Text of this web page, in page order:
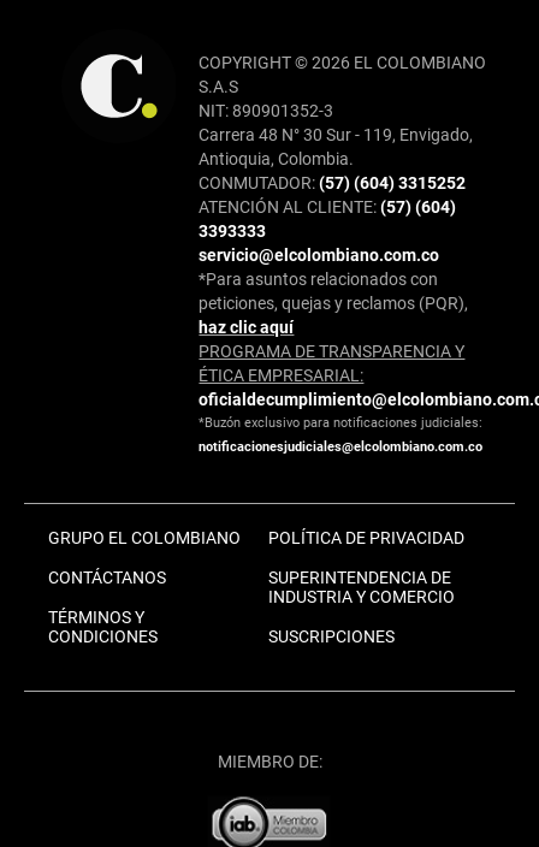
COPYRIGHT © 2026 EL COLOMBIANO
S.A.S
NIT: 890901352-3
Carrera 48 N° 30 Sur - 119, Envigado,
Antioquia, Colombia.
CONMUTADOR:(57) (604) 3315252
ATENCIÓN AL CLIENTE:(57) (604)
3393333
servicio@elcolombiano.com.co
*Para asuntos relacionados con
peticiones, quejas y reclamos (PQR),
haz clic aquí
PROGRAMA DE TRANSPARENCIA Y
ÉTICA EMPRESARIAL:
*Buzón exclusivo para notificaciones judiciales:
notificacionesjudiciales@elcolombiano.com.co
GRUPO EL COLOMBIANO
CONTÁCTANOS
TÉRMINOS Y
CONDICIONES
POLÍTICA DE PRIVACIDAD
SUPERINTENDENCIA DE
INDUSTRIA Y COMERCIO
SUSCRIPCIONES
MIEMBRO DE: